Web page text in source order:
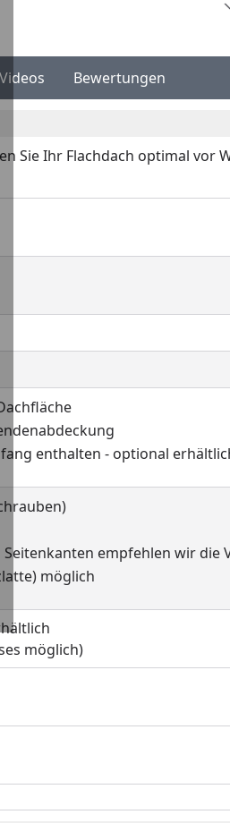
Videos Bewertungen
Sie Ihr Flachdach optimal vor
enthalten - optional
empfehlen wir
möglich
möglich)